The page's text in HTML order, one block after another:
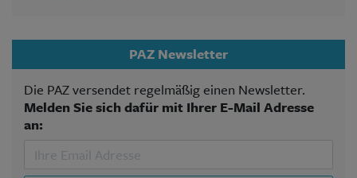
PAZ Newsletter
Die PAZ versendet regelmäßig einen Newsletter.
Melden Sie sich dafür mit Ihrer E-Mail Adresse
an: